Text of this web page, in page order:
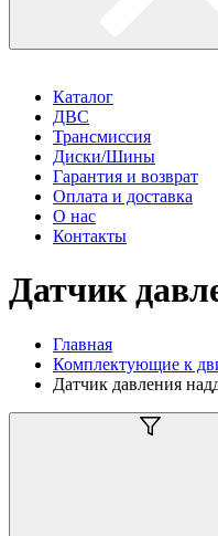
Каталог
ДВС
Трансмиссия
Диски/Шины
Гарантия и возврат
Оплата и доставка
О нас
Контакты
Датчик
Главная
Комплектующие к
Датчик давления